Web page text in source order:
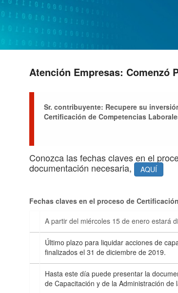
Atención Empresas: Comenzó
Sr. contribuyente: Recupere su
Certificación de Competencias
Conozca las fechas claves en el
documentación necesaria,
AQUÍ
Fechas claves en el proceso de
A partir del miércoles 15 de enero estará
Último plazo para liquidar acciones de
finalizados el 31 de diciembre de 2019.
Hasta este día puede presentar la
de Capacitación y de la Administración de